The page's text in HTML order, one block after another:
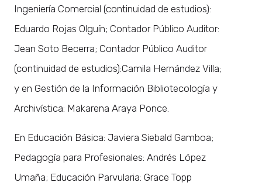
Ingeniería Comercial (continuidad de estudios):
Eduardo Rojas Olguín; Contador Público Auditor:
Jean Soto Becerra; Contador Público Auditor
(continuidad de estudios):Camila Hernández Villa;
y en Gestión de la Información Bibliotecología y
Archivística: Makarena Araya Ponce.
En Educación Básica: Javiera Siebald Gamboa;
Pedagogía para Profesionales: Andrés López
Umaña; Educación Parvularia: Grace Topp